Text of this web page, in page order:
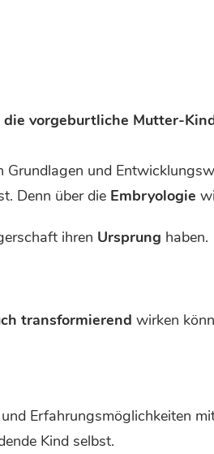
die vorgeburtliche Mutter-
und
Denn über die Embryologie
ihren Ursprung haben.
transformierend wirken
Erfahrungsmöglichkeiten
Kind selbst.